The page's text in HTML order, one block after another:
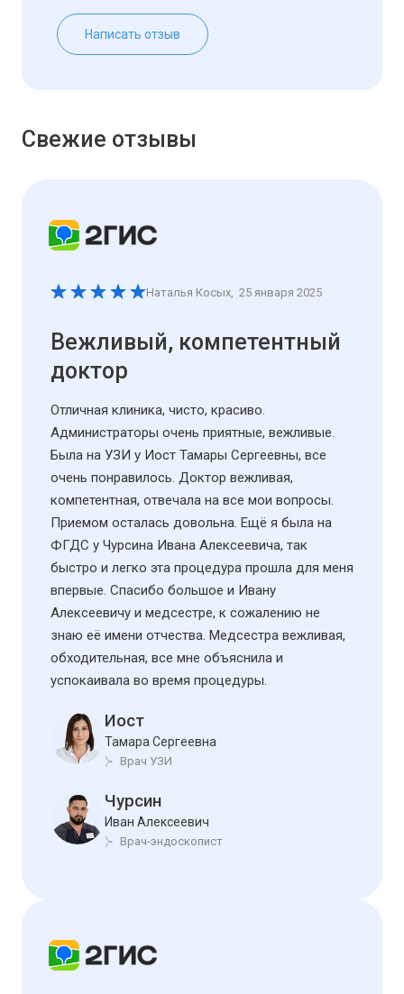
Написать отзыв
Свежие отзывы
Наталья Косых, 25 января 2025
Вежливый, компетентный
доктор
Отличная клиника, чисто, красиво.
Администраторы очень приятные, вежливые.
Была на УЗИ у Иост Тамары Сергеевны, все
очень понравилось. Доктор вежливая,
компетентная, отвечала на все мои вопросы.
Приемом осталась довольна. Ещё я была на
ФГДС у Чурсина Ивана Алексеевича, так
быстро и легко эта процедура прошла для меня
впервые. Спасибо большое и Ивану
Алексеевичу и медсестре, к сожалению не
знаю её имени отчества. Медсестра вежливая,
обходительная, все мне объяснила и
успокаивала во время процедуры.
Иост
Тамара Сергеевна
Врач УЗИ
Чурсин
Иван Алексеевич
Врач-эндоскопист